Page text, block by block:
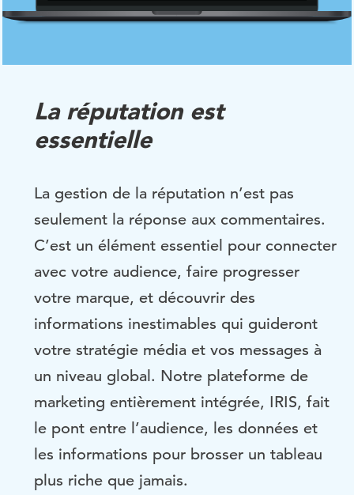
La réputation est
essentielle
La gestion de la réputation n’est pas
seulement la réponse aux commentaires.
C’est un élément essentiel pour connecter
avec votre audience, faire progresser
votre marque, et découvrir des
informations inestimables qui guideront
votre stratégie média et vos messages à
un niveau global. Notre plateforme de
marketing entièrement intégrée, IRIS, fait
le pont entre l’audience, les données et
les informations pour brosser un tableau
plus riche que jamais.